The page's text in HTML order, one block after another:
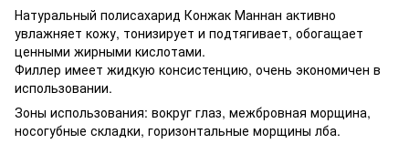
Натуральный полисахарид Конжак Маннан активно
увлажняет кожу, тонизирует и подтягивает, обогащает
ценными жирными кислотами.
Филлер имеет жидкую консистенцию, очень экономичен в
использовании.
Зоны использования: вокруг глаз, межбровная морщина,
носогубные складки, горизонтальные морщины лба.